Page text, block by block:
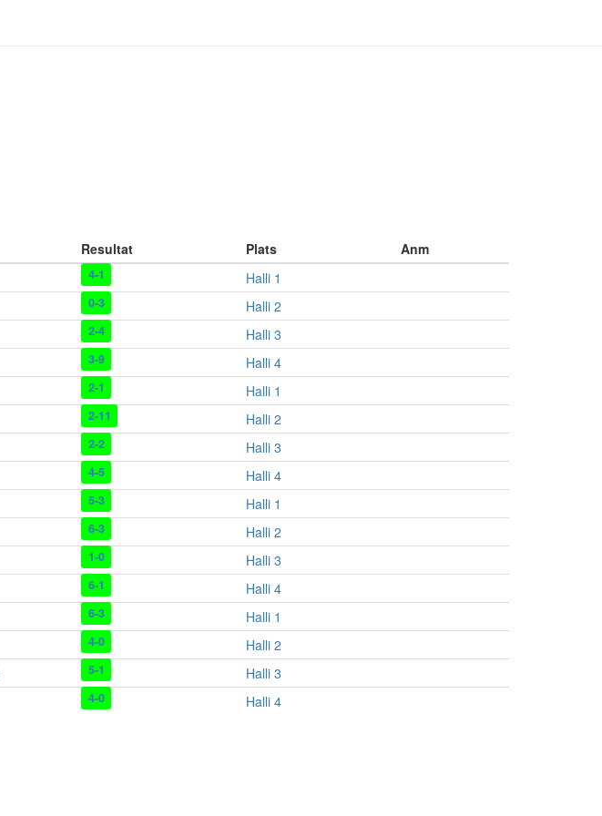
Resultat Plats
Anm
4-1
Halli 1
0-3
Halli 2
2-4
Halli 3
3-9
Halli 4
2-1
Halli 1
2-11
Halli 2
2-2
Halli 3
4-5
Halli 4
5-3
Halli 1
6-3
Halli 2
1-0
Halli 3
6-1
Halli 4
6-3
Halli 1
4-0
Halli 2
5-1
Halli 3
4-0 Halli 4